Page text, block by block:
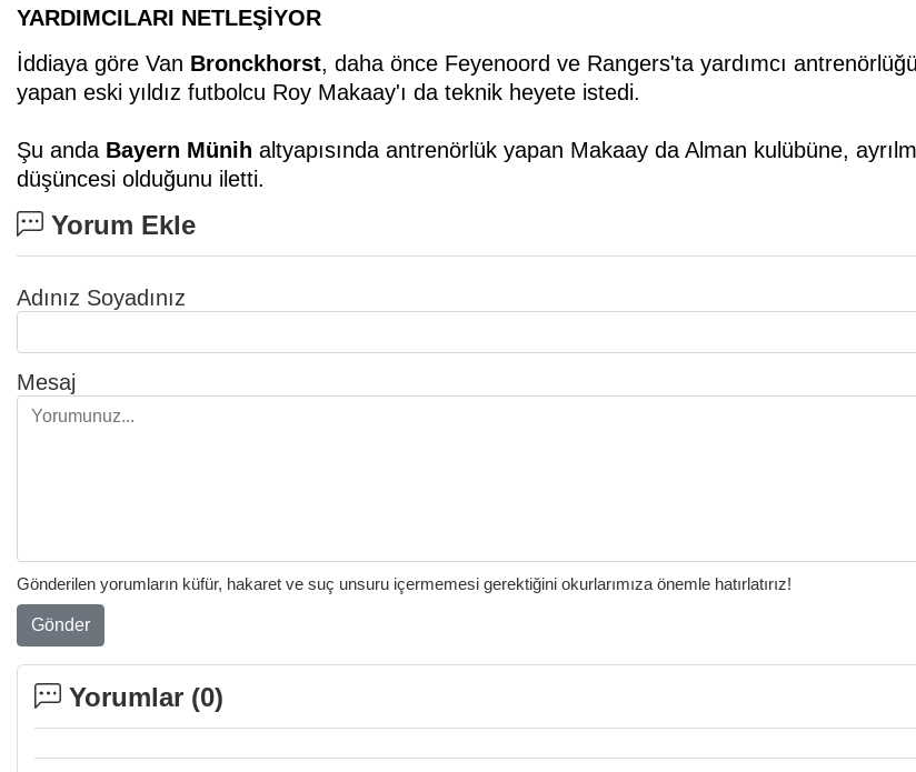
YARDIMCILARI NETLEŞİYOR
İddiaya göre Van Bronckhorst, daha önce Feyenoord ve Rangers'ta yardımcı
yapan eski yıldız futbolcu Roy Makaay'ı da teknik heyete istedi.
Şu anda Bayern Münih altyapısında antrenörlük yapan Makaay da Alman kulübüne,
düşüncesi olduğunu iletti.
Yorum Ekle
Adınız Soyadınız
Mesaj
Gönderilen yorumların küfür, hakaret ve suç unsuru içermemesi gerektiğini okurlarımıza önemle hatırlatırız!
Gönder
Yorumlar (0)